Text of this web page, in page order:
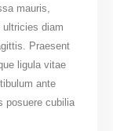
mauris,
diam
Praesent
ligula vitae
ante
posuere cubilia